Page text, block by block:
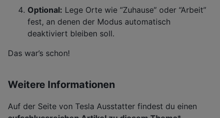
Optional: Lege Orte wie “Zuhause” oder “Arbeit”
fest, an denen der Modus automatisch
deaktiviert bleiben soll.
Das war’s schon!
Weitere Informationen
Auf der Seite von Tesla Ausstatter findest du einen